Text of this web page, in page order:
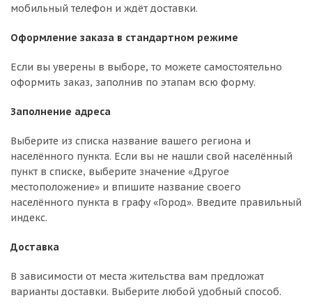
мобильный телефон и ждёт доставки.
Оформление заказа в стандартном режиме
Если вы уверены в выборе, то можете самостоятельно
оформить заказ, заполнив по этапам всю форму.
Заполнение адреса
Выберите из списка название вашего региона и
населённого пункта. Если вы не нашли свой населённый
пункт в списке, выберите значение «Другое
местоположение» и впишите название своего
населённого пункта в графу «Город». Введите правильный
индекс.
Доставка
В зависимости от места жительства вам предложат
варианты доставки. Выберите любой удобный способ.